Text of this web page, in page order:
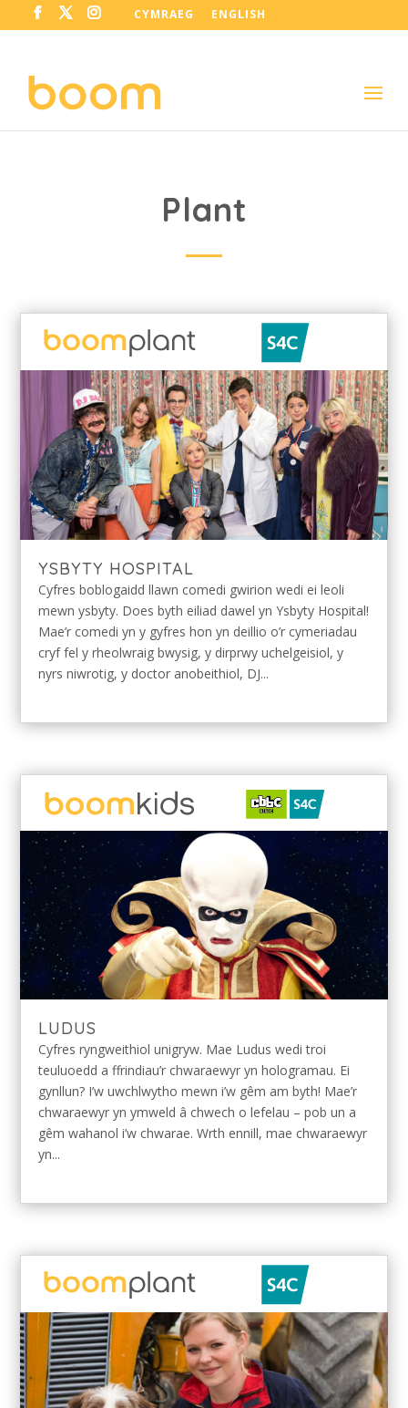
CYMRAEG ENGLISH
Plant
YSBYTY HOSPITAL
Cyfres boblogaidd llawn comedi gwirion wedi ei leoli
mewn ysbyty. Does byth eiliad dawel yn Ysbyty Hospital!
Mae’r comedi yn y gyfres hon yn deillio o’r cymeriadau
cryf fel y rheolwraig bwysig, y dirprwy uchelgeisiol, y
nyrs niwrotig, y doctor anobeithiol, DJ...
LUDUS
Cyfres ryngweithiol unigryw. Mae Ludus wedi troi
teuluoedd a ffrindiau’r chwaraewyr yn hologramau. Ei
gynllun? I’w uwchlwytho mewn i’w gêm am byth! Mae’r
chwaraewyr yn ymweld â chwech o lefelau – pob un a
gêm wahanol i’w chwarae. Wrth ennill, mae chwaraewyr
yn...